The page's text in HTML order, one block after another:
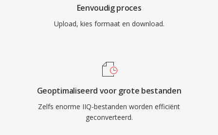
Eenvoudig proces
Upload, kies formaat en download.
Geoptimaliseerd voor grote bestanden
Zelfs enorme IIQ-bestanden worden efficiënt
geconverteerd.